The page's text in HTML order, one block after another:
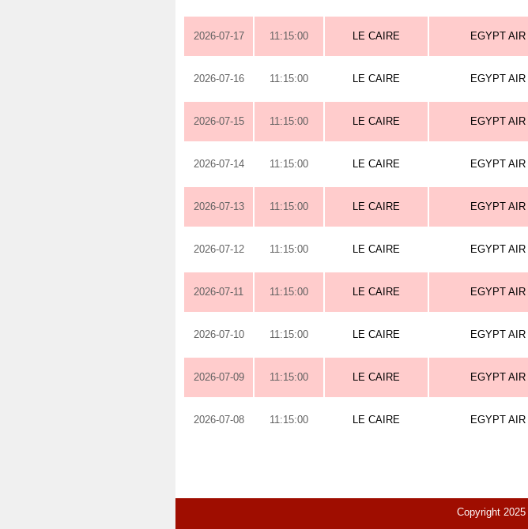
2026-07-17 11:15:00 LE CAIRE EGYPT AIR
2026-07-16 11:15:00 LE CAIRE EGYPT AIR
2026-07-15 11:15:00 LE CAIRE EGYPT AIR
2026-07-14 11:15:00 LE CAIRE EGYPT AIR
2026-07-13 11:15:00 LE CAIRE EGYPT AIR
2026-07-12 11:15:00 LE CAIRE EGYPT AIR
2026-07-11 11:15:00 LE CAIRE EGYPT AIR
2026-07-10 11:15:00 LE CAIRE EGYPT AIR
2026-07-09 11:15:00 LE CAIRE EGYPT AIR
2026-07-08 11:15:00 LE CAIRE EGYPT AIR
Copyright 2025